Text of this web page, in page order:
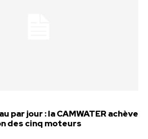
par jour : la CAMWATER achève
des cinq moteurs